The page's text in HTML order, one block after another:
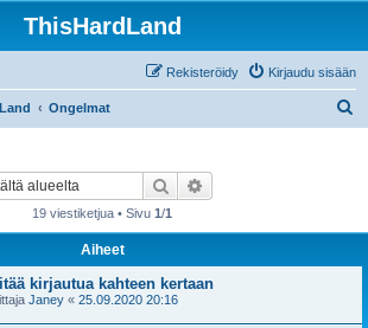
ThisHardLand
Kirjaudu sisään
Rekisteröidy
Ongelmat
Etsi
19 viestiketjua • Sivu 1/1
Aiheet
kirjautua kahteen kertaan
Janey « 25.09.2020 20:16